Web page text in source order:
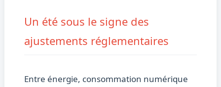
Un été sous le signe des
ajustements réglementaires
Entre énergie, consommation numérique